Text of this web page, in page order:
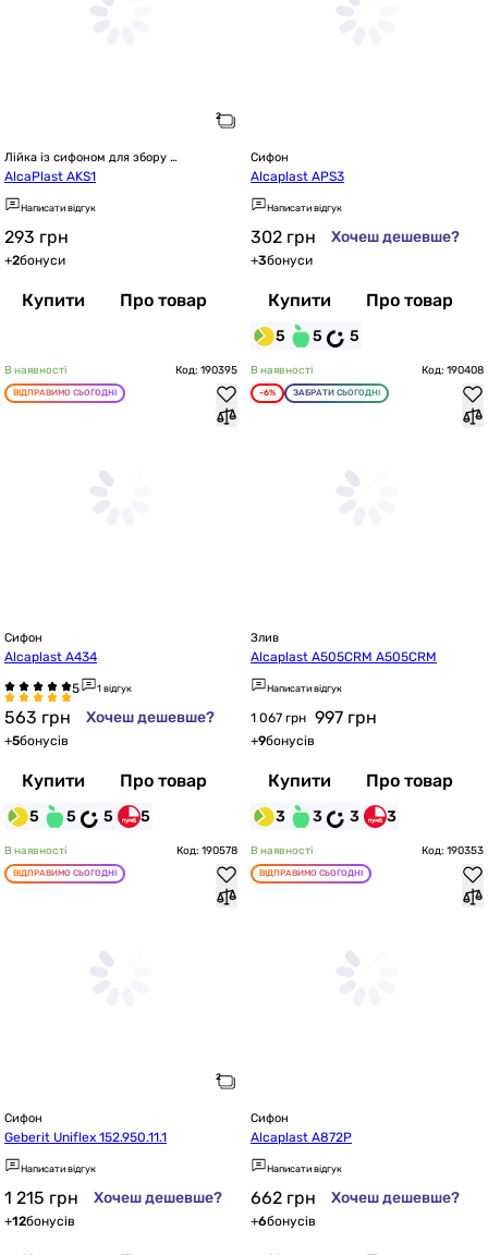
Лійка із сифоном для збору
конденсату
AlcaPlast AKS1
Написати відгук
293 грн
+2бонуси
Купити Про товар
Сифон
Alcaplast APS3
Написати відгук
302 грн Хочеш дешевше?
+3бонуси
Купити Про товар
5 5 5
В наявності Код: 190395
ВІДПРАВИМО СЬОГОДНІ
Сифон
Alcaplast A434
1 відгук
563 грн Хочеш дешевше?
+5бонусів
Купити Про товар
5 5 5 5
В наявності Код: 190408
-6% ЗАБРАТИ СЬОГОДНІ
Злив
Alcaplast A505CRM A505CRM
Написати відгук
1 067 грн 997 грн
+9бонусів
Купити Про товар
3 3 3 3
В наявності Код: 190578
ВІДПРАВИМО СЬОГОДНІ
Сифон
Geberit Uniflex 152.950.11.1
Написати відгук
1 215 грн Хочеш дешевше?
+12бонусів
В наявності Код: 190353
ВІДПРАВИМО СЬОГОДНІ
Сифон
Alcaplast A872P
Написати відгук
662 грн Хочеш дешевше?
+6бонусів